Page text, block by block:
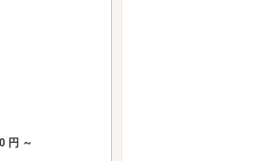
円 ～